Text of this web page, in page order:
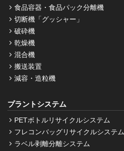
食品容器・食品パック分離機
切断機「グッシャー」
破砕機
乾燥機
混合機
搬送装置
減容・造粒機
プラントシステム
PETボトルリサイクルシステム
フレコンバッグリサイクルシステム
ラベル剥離分離システム